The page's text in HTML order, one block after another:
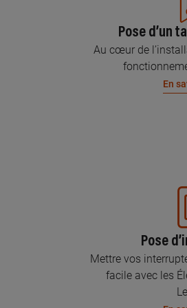
Pose d’un
Au cœur de
En
Pose
Mettre vos
facile avec les